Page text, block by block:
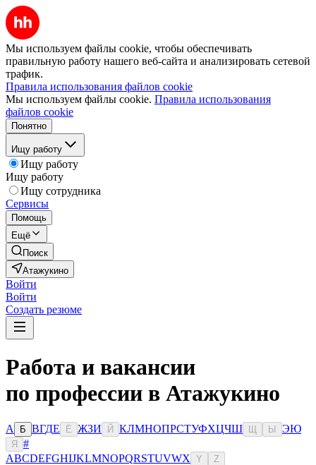
Мы используем файлы cookie, чтобы обеспечивать
правильную работу нашего веб-сайта и анализировать сетевой
трафик.
Правила использования файлов cookie
Мы используем файлы cookie. Правила использования
файлов cookie
Понятно
Ищу работу
Ищу работу
Ищу работу
Ищу сотрудника
Сервисы
Помощь
Ещё
Поиск
Атажукино
Войти
Войти
Создать резюме
Работа и вакансии
по профессии в Атажукино
А Б ВГДЕ Ё ЖЗИ Й КЛМНОПРСТУФХЦЧШ Ы ЭЮ
Я
#
ABCDEFGHIJKLMNOPQRSTUVWX Y Z